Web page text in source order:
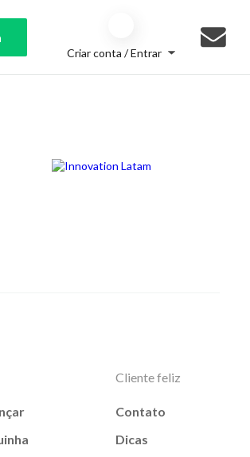
Criar conta / Entrar
Cliente feliz
Contato
Dicas